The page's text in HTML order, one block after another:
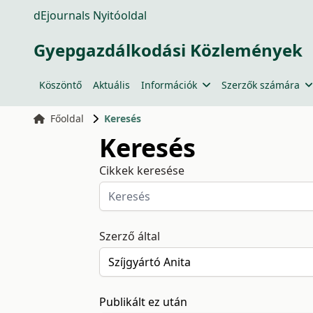
dEjournals Nyitóoldal
Gyepgazdálkodási Közlemények
Köszöntő Aktuális Információk Szerzők számára
Főoldal Keresés
Keresés
Cikkek keresése
Szerző által
Publikált ez után